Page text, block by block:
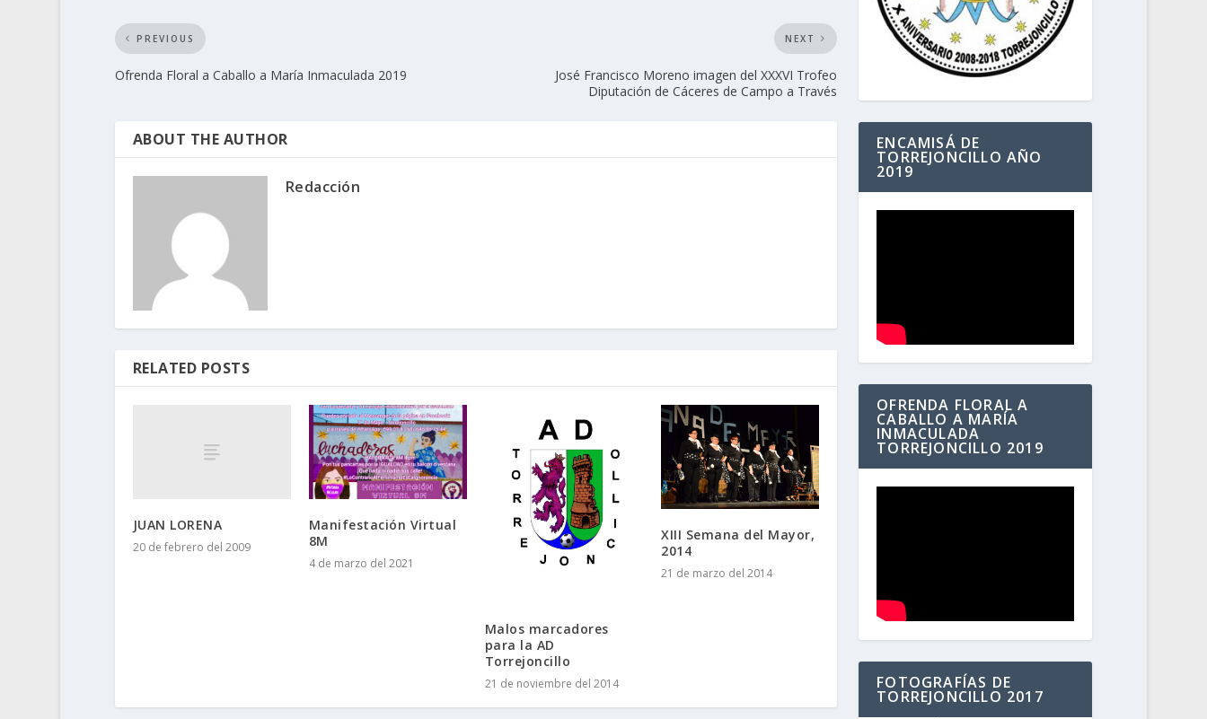
PREVIOUS
Ofrenda Floral a Caballo a María Inmaculada 2019
NEXT
José Francisco Moreno imagen del XXXVI Trofeo
Diputación de Cáceres de Campo a Través
ABOUT THE AUTHOR
Redacción
RELATED POSTS
JUAN LORENA
20 de febrero del 2009
Manifestación Virtual
8M
4 de marzo del 2021
Malos marcadores
para la AD
Torrejoncillo
21 de noviembre del 2014
XIII Semana del Mayor,
2014
21 de marzo del 2014
ENCAMISÁ DE
TORREJONCILLO AÑO
2019
OFRENDA FLORAL A
CABALLO A MARÍA
INMACULADA
TORREJONCILLO 2019
FOTOGRAFÍAS DE
TORREJONCILLO 2017